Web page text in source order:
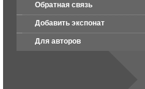
Обратная связь
Добавить экспонат
Для авторов